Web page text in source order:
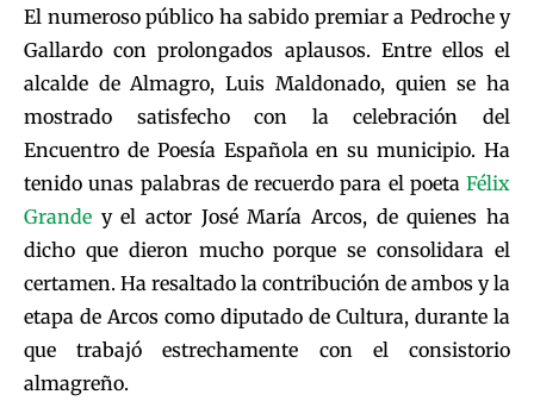
El numeroso público ha sabido premiar a Pedroche y
Gallardo con prolongados aplausos. Entre ellos el
alcalde de Almagro, Luis Maldonado, quien se ha
mostrado satisfecho con la celebración del
Encuentro de Poesía Española en su municipio. Ha
tenido unas palabras de recuerdo para el poeta Félix
Grande y el actor José María Arcos, de quienes ha
dicho que dieron mucho porque se consolidara el
certamen. Ha resaltado la contribución de ambos y la
etapa de Arcos como diputado de Cultura, durante la
que trabajó estrechamente con el consistorio
almagreño.